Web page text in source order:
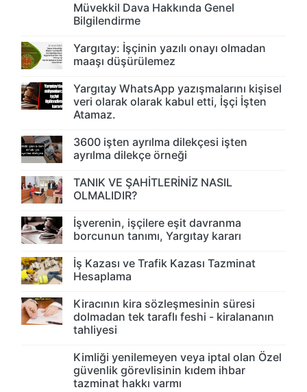
Müvekkil Dava Hakkında Genel
Bilgilendirme
Yargıtay: İşçinin yazılı onayı olmadan
maaşı düşürülemez
Yargıtay WhatsApp yazışmalarını kişisel
veri olarak olarak kabul etti, İşçi İşten
Atamaz.
3600 işten ayrılma dilekçesi işten
ayrılma dilekçe örneği
TANIK VE ŞAHİTLERİNİZ NASIL
OLMALIDIR?
İşverenin, işçilere eşit davranma
borcunun tanımı, Yargıtay kararı
İş Kazası ve Trafik Kazası Tazminat
Hesaplama
Kiracının kira sözleşmesinin süresi
dolmadan tek taraflı feshi - kiralananın
tahliyesi
Kimliği yenilemeyen veya iptal olan Özel
güvenlik görevlisinin kıdem ihbar
tazminat hakkı varmı